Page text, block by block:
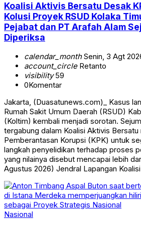
Koalisi Aktivis Bersatu Desak
Kolusi Proyek RSUD Kolaka
Pejabat dan PT Arafah Alam
Diperiksa
calendar_monthSenin, 3 Agt
account_circleRetanto
visibility59
0Komentar
Jakarta, (Duasatunews.com)_ Kasus
Rumah Sakit Umum Daerah (RSUD)
(Koltim) kembali menjadi sorotan.
tergabung dalam Koalisi Aktivis
Pemberantasan Korupsi (KPK) untuk
langkah penyelidikan terhadap proses
yang nilainya disebut mencapai lebih
Agustus 2026) Jendral Lapangan
Nasional